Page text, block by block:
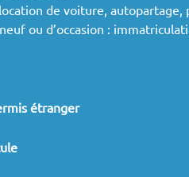
de voiture,
ou d’occasion :
étranger